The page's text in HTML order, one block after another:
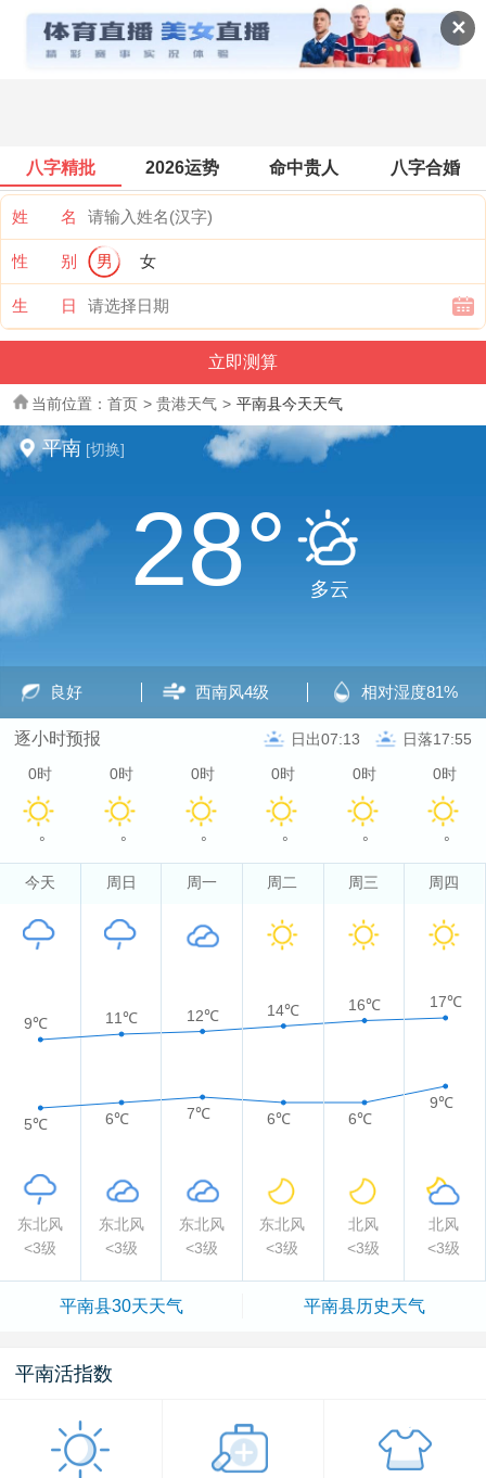
✕
全国天气
八字精批 2026运势 命中贵人 八字合婚
姓 名
性 别 男 女
生 日
当前位置： 首页 > 贵港天气 > 平南县今天天气
平南 [切换]
28° 多云
良好 西南风4级 相对湿度81%
逐小时预报 日出07:13 日落17:55
0时
°
0时
°
0时
°
0时
°
0时
°
0时
°
今天 周日 周一 周二 周三 周四
9℃ 11℃ 12℃ 14℃ 16℃ 17℃
5℃ 6℃ 7℃ 6℃ 6℃
9℃
东北风 东北风 东北风 东北风 北风
北风
<3级
<3级 <3级 <3级 <3级 <3级
平南县30天天气 平南县历史天气
平南活指数